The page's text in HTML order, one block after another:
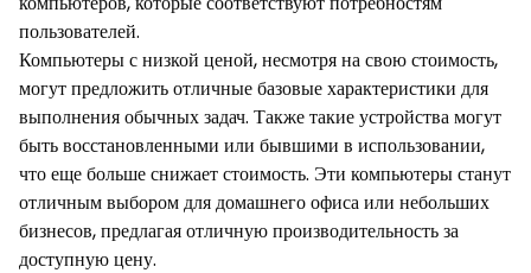
пользователей.
Компьютеры с низкой ценой, несмотря на свою стоимость,
могут предложить отличные базовые характеристики для
выполнения обычных задач. Также такие устройства могут
быть восстановленными или бывшими в использовании,
что еще больше снижает стоимость. Эти компьютеры станут
отличным выбором для домашнего офиса или небольших
бизнесов, предлагая отличную производительность за
доступную цену.